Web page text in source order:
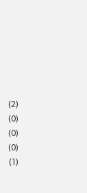
pro
2
0
0
0
1